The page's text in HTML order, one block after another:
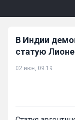
В Индии
статую
02 июн, 09:19